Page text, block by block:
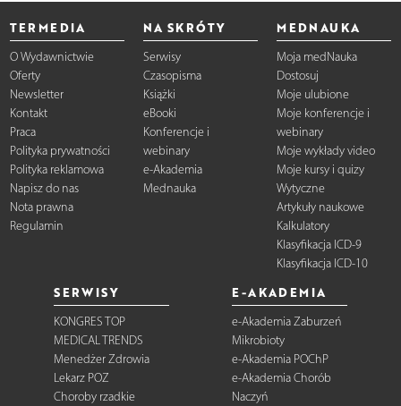
TERMEDIA
O Wydawnictwie
Oferty
Newsletter
Kontakt
Praca
Polityka prywatności
Polityka reklamowa
Napisz do nas
Nota prawna
Regulamin
NA SKRÓTY
Serwisy
Czasopisma
Książki
eBooki
Konferencje i
webinary
e-Akademia
Mednauka
MEDNAUKA
Moja medNauka
Dostosuj
Moje ulubione
Moje konferencje i
webinary
Moje wykłady video
Moje kursy i quizy
Wytyczne
Artykuły naukowe
Kalkulatory
Klasyfikacja ICD-9
Klasyfikacja ICD-10
SERWISY
KONGRES TOP
MEDICAL TRENDS
Menedżer Zdrowia
Lekarz POZ
Choroby rzadkie
E-AKADEMIA
e-Akademia Zaburzeń
Mikrobioty
e-Akademia POChP
e-Akademia Chorób
Naczyń